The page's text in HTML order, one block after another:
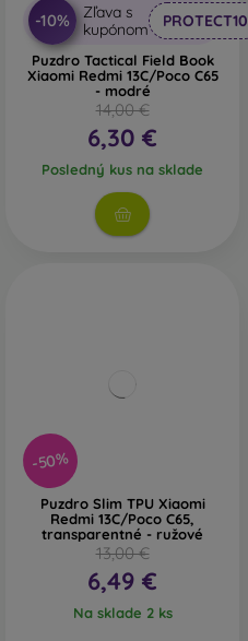
-10%
Zľava s
kupónom
PROTECT10
Puzdro Tactical Field Book
Xiaomi Redmi 13C/Poco C65
- modré
14,00 €
6,30 €
Posledný kus na sklade
-50%
Puzdro Slim TPU Xiaomi
Redmi 13C/Poco C65,
transparentné - ružové
13,00 €
6,49 €
Na sklade 2 ks